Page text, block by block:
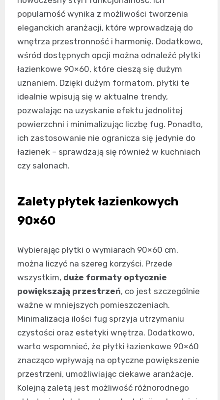
popularność wynika z możliwości tworzenia
eleganckich aranżacji, które wprowadzają do
wnętrza przestronność i harmonię. Dodatkowo,
wśród dostępnych opcji można odnaleźć płytki
łazienkowe 90×60, które cieszą się dużym
uznaniem. Dzięki dużym formatom, płytki te
idealnie wpisują się w aktualne trendy,
pozwalając na uzyskanie efektu jednolitej
powierzchni i minimalizując liczbę fug. Ponadto,
ich zastosowanie nie ogranicza się jedynie do
łazienek – sprawdzają się również w kuchniach
czy salonach.
Zalety płytek łazienkowych
90×60
Wybierając płytki o wymiarach 90×60 cm,
można liczyć na szereg korzyści. Przede
wszystkim, duże formaty optycznie
powiększają przestrzeń, co jest szczególnie
ważne w mniejszych pomieszczeniach.
Minimalizacja ilości fug sprzyja utrzymaniu
czystości oraz estetyki wnętrza. Dodatkowo,
warto wspomnieć, że płytki łazienkowe 90×60
znacząco wpływają na optyczne powiększenie
przestrzeni, umożliwiając ciekawe aranżacje.
Kolejną zaletą jest możliwość różnorodnego